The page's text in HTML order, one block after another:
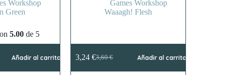
Workshop
Green
5.00de 5
Añadir al carrito
Games Workshop
Waaagh! Flesh
3,60€
El
precio
3,24€El
precio
Añadir al carrito